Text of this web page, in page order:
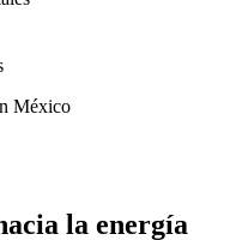
México
la energía